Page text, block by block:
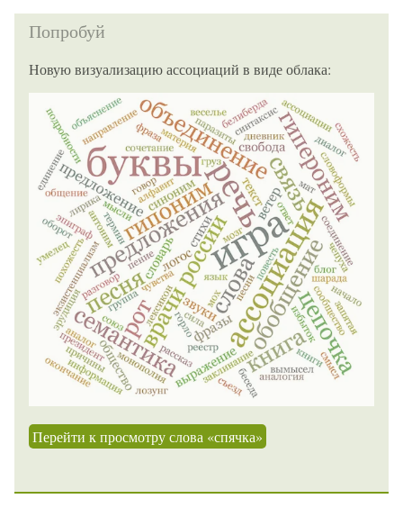
Попробуй
Новую визуализацию ассоциаций в виде облака:
Перейти к просмотру слова «спячка»